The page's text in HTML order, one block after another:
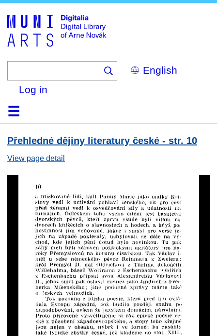
Select
your
Log in
HomeBrowse
Search
About
HelpContactDigitalia
Přehledné dějiny literatury české - str. 10
View page detail